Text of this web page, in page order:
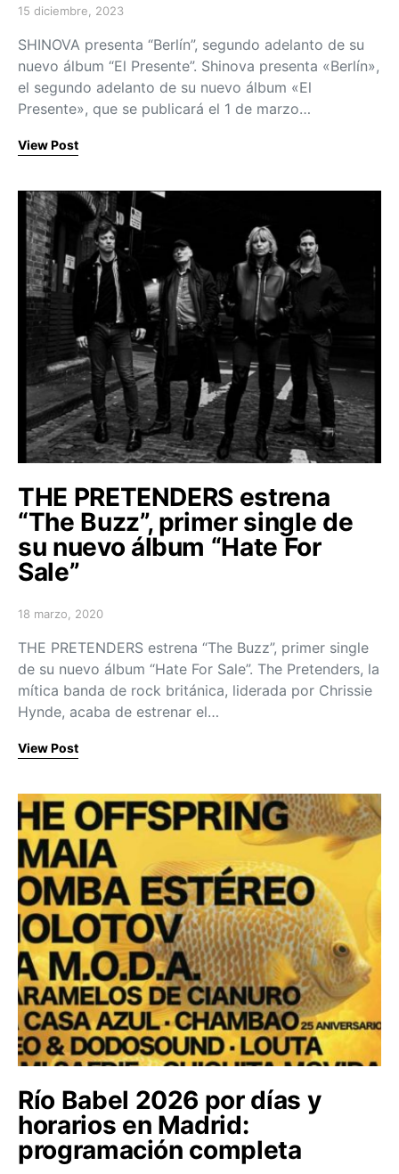
Posted on
15 diciembre, 2023
SHINOVA presenta “Berlín”, segundo adelanto de su
nuevo álbum “El Presente”. Shinova presenta «Berlín»,
el segundo adelanto de su nuevo álbum «El
Presente», que se publicará el 1 de marzo…
View Post
THE PRETENDERS estrena
“The Buzz”, primer single de
su nuevo álbum “Hate For
Sale”
Posted on
18 marzo, 2020
THE PRETENDERS estrena “The Buzz”, primer single
de su nuevo álbum “Hate For Sale”. The Pretenders, la
mítica banda de rock británica, liderada por Chrissie
Hynde, acaba de estrenar el…
View Post
Río Babel 2026 por días y
horarios en Madrid:
programación completa